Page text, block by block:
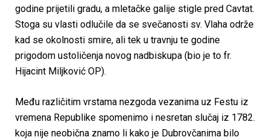
godine prijetili gradu, a mletačke galije stigle pred Cavtat.
Stoga su vlasti odlučile da se svečanosti sv. Vlaha održe
kad se okolnosti smire, ali tek u travnju te godine
prigodom ustoličenja novog nadbiskupa (bio je to fr.
Hijacint Miljković OP).
Među različitim vrstama nezgoda vezanima uz Festu iz
vremena Republike spomenimo i nesretan slučaj iz 1782.
koja nije neobična znamo li kako je Dubrovčanima bilo